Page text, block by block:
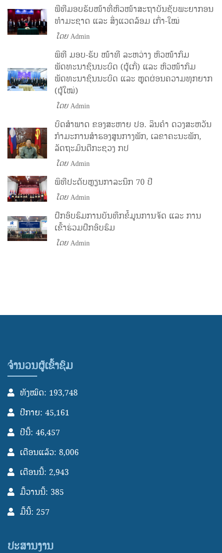
ພີທີມອບຮັບໜ້າທີ່ຫົວໜ້າສະຖາບັນຊັບພະຍາກອນ
ທຳມະຊາດ ແລະ ສິ່ງແວດລ້ອມ ເກົ່າ-ໃໝ່
ໂດຍ Admin
ພິທີ ມອບ-ຮັບ ໜ້າທີ ລະຫວ່າງ ຫົວໜ້າກົມ
ພັດທະນາຊົນນະບົດ (ຜູ້ເກົ່) ແລະ ຫົວໜ້າກົມ
ພັດທະນາຊົນນະບົດ ແລະ ຫຼຸດຜ່ອນຄວາມທຸກຍາກ
(ຜູ້ໃໝ່)
ໂດຍ Admin
ບົດສຳພາດ ຂອງສະຫາຍ ປອ. ລິນຄຳ ດວງສະຫວັນ
ກຳມະການສຳຮອງສູນກາງພັກ, ເລຂາຄະນະພັກ,
ລັດຖະມົນຕີກະຊວງ ກປ
ໂດຍ Admin
ພິທີປະດັບຫຼຽນກາລະນຶກ 70 ປີ
ໂດຍ Admin
ຝຶກອົບຮົມການບັນທຶກຂໍ້ມູນການຈັດ ແລະ ການ
ເຂົ້າຮ່ວມຝຶກອົບຮົມ
ໂດຍ Admin
ຈຳນວນຜູ້ເຂົ້າຊົມ
ທັງໝົດ: 193,748
ປີກາຍ: 45,161
ປີນີ້: 46,457
ເດືອນແລ້ວ: 8,006
ເດືອນນີ້: 2,943
ມື້ວານນີ້: 385
ມື້ນີ້: 257
ປະສານງານ